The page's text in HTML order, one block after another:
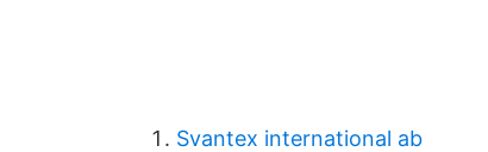
Svantex international ab